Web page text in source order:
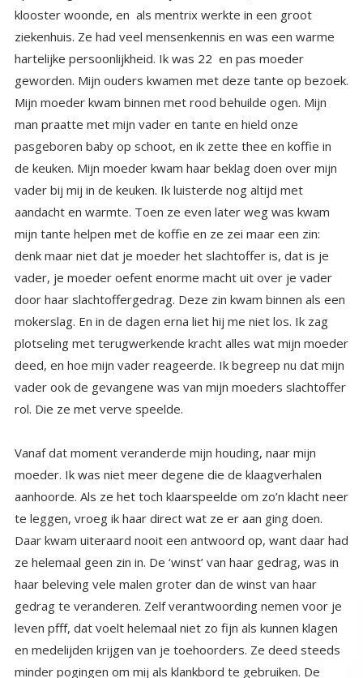
rol. Die ze met verve speelde.
Vanaf dat moment veranderde mijn houding, naar mijn
moeder. Ik was niet meer degene die de klaagverhalen
aanhoorde. Als ze het toch klaarspeelde om zo’n klacht neer
te leggen, vroeg ik haar direct wat ze er aan ging doen.
Daar kwam uiteraard nooit een antwoord op, want daar had
ze helemaal geen zin in. De ‘winst’ van haar gedrag, was in
haar beleving vele malen groter dan de winst van haar
gedrag te veranderen. Zelf verantwoording nemen voor je
leven pfff, dat voelt helemaal niet zo fijn als kunnen klagen
en medelijden krijgen van je toehoorders. Ze deed steeds
minder pogingen om mij als klankbord te gebruiken. De
doodenkele keer dat ze nog eens een poging deed,
reageerde ik niet zoals ze hoopte en dan liet ze haar
krachtigste wapen op me los. Tranen, grote verdrietige
ogen vol tranen. En ja daar was ik ook nog niet zo goed
tegen bestand, en dan gaf ik mijn poging om haar zelf iets
te laten ondernemen, maar op. Ze heeft deze rol tot het